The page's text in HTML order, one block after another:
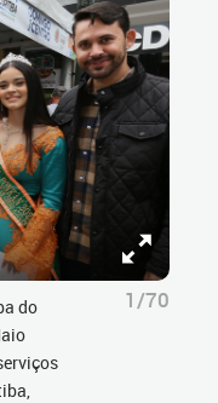
do
1/70